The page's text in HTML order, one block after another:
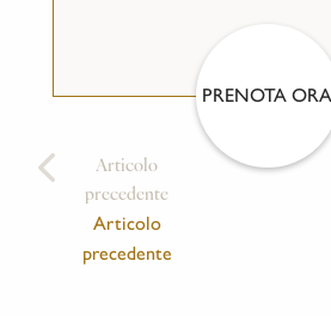
PRENOTA ORA
Articolo
precedente
Articolo
precedente